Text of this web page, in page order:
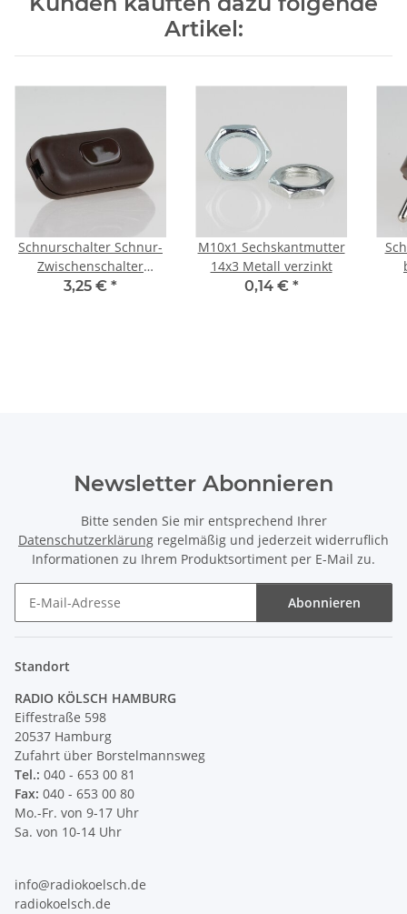
Artikel:
Schnurschalter Schnur-
Zwischenschalter
Handschalter braun
3,25 € *
M10x1 Sechskantmutter
14x3 Metall verzinkt
0,14 € *
Newsletter Abonnieren
Bitte senden Sie mir entsprechend Ihrer
Datenschutzerklärung regelmäßig und jederzeit widerruflich
Informationen zu Ihrem Produktsortiment per E-Mail zu.
Abonnieren
Standort
RADIO KÖLSCH HAMBURG
Eiffestraße 598
20537 Hamburg
Zufahrt über Borstelmannsweg
Tel.: 040 - 653 00 81
Fax: 040 - 653 00 80
Mo.-Fr. von 9-17 Uhr
Sa. von 10-14 Uhr
info@radiokoelsch.de
radiokoelsch.de